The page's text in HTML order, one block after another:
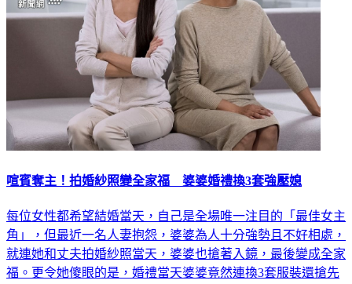
喧賓奪主！拍婚紗照變全家福 婆婆婚禮換3套強壓媳
每位女性都希望結婚當天，自己是全場唯一注目的「最佳女主
角」，但最近一名人妻抱怨，婆婆為人十分強勢且不好相處，
就連她和丈夫拍婚紗照當天，婆婆也搶著入鏡，最後變成全家
福。更令她傻眼的是，婚禮當天婆婆竟然連換3套服裝還搶先